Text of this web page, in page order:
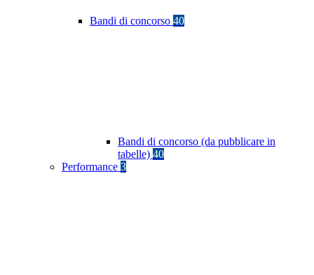
Bandi di concorso 40
Bandi di concorso (da pubblicare in
tabelle) 40
Performance 3